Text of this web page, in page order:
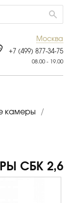
Москва
+7 (499) 877-34-75
08.00 - 19.00
камеры
/
СБК 2,6